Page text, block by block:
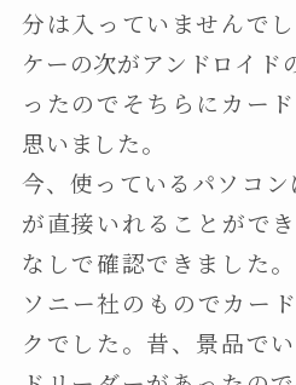
分は入っていませんで
ケーの次がアンドロイド
ったのでそちらにカー
思いました。
今、使っているパソコ
が直接いれることがで
なしで確認できました
ソニー社のものでカー
クでした。昔、景品で